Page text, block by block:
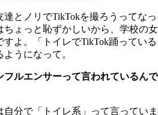
とノリでTikTokを撮ろうってなっ
ょっと恥ずかしいから、学校の女
よ。「トイレでTikTok踊っている
うになって。
ルエンサーって言われているんで
分で「トイレ系」って言っていま